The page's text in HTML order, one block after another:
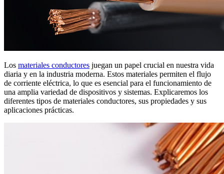
Los materiales conductores juegan un papel crucial en nuestra vida
diaria y en la industria moderna. Estos materiales permiten el flujo
de corriente eléctrica, lo que es esencial para el funcionamiento de
una amplia variedad de dispositivos y sistemas. Explicaremos los
diferentes tipos de materiales conductores, sus propiedades y sus
aplicaciones prácticas.